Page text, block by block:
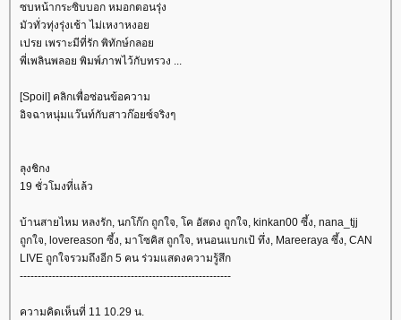
ซบหน้ากระซิบบอก หมอกตอนรุ่ง
มัวทั่วทุ่งรุ่งเช้า ไม่เหงาหงอ
เปรย เพราะมีที่รัก พิทักษ์กลอ
พี่เพลินพลอย พิมพ์ภาพไว้กับทรวง ...
[Spoil] คลิกเพื่อซ่อนข้อความ
อิจฉาหนุ่มแว๊นท์กับสาวก๊อยซ์จริงๆ
ลุงชิกง
19 ชั่วโมงที่แล้ว
บ้านสายไหม หลงรัก, นกโก๊ก ถูกใจ, โค อัสดง ถูกใจ, kinkan00 ซึ้ง, nana_tjj
ถูกใจ, lovereason ซึ้ง, มาโซคิส ถูกใจ, หนอนแบกเป้ ทึ่ง, Mareeraya ซึ้ง, CAN
LIVE ถูกใจรวมถึงอีก 5 คน ร่วมแสดงความรู้สึก
-----------------------------------------------------------
ความคิดเห็นที่ 11 10.29 น.